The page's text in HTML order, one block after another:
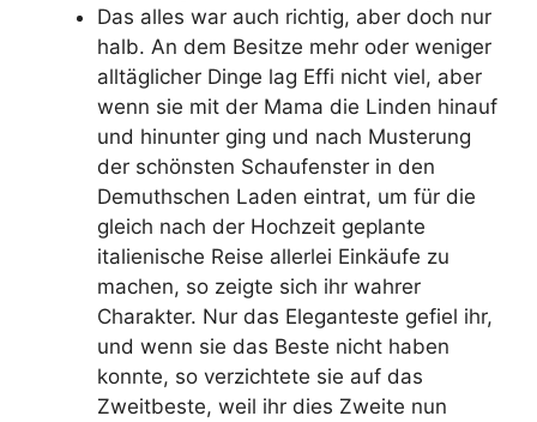
Das alles war auch richtig, aber doch nur
halb. An dem Besitze mehr oder weniger
alltäglicher Dinge lag Effi nicht viel, aber
wenn sie mit der Mama die Linden hinauf
und hinunter ging und nach Musterung
der schönsten Schaufenster in den
Demuthschen Laden eintrat, um für die
gleich nach der Hochzeit geplante
italienische Reise allerlei Einkäufe zu
machen, so zeigte sich ihr wahrer
Charakter. Nur das Eleganteste gefiel ihr,
und wenn sie das Beste nicht haben
konnte, so verzichtete sie auf das
Zweitbeste, weil ihr dies Zweite nun